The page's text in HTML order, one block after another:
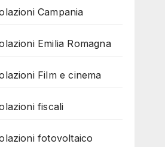
Campania
Emilia Romagna
Film e cinema
fiscali
fotovoltaico